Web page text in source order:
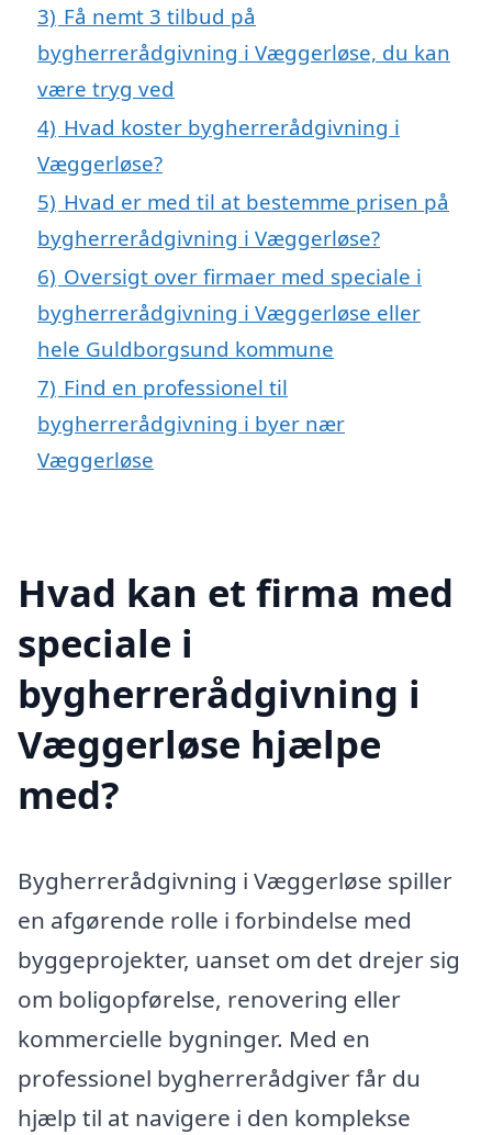
3) Få nemt 3 tilbud på
bygherrerådgivning i Væggerløse, du kan
være tryg ved
4) Hvad koster bygherrerådgivning i
Væggerløse?
5) Hvad er med til at bestemme prisen på
bygherrerådgivning i Væggerløse?
6) Oversigt over firmaer med speciale i
bygherrerådgivning i Væggerløse eller
hele Guldborgsund kommune
7) Find en professionel til
bygherrerådgivning i byer nær
Væggerløse
Hvad kan et firma med
speciale i
bygherrerådgivning i
Væggerløse hjælpe
med?
Bygherrerådgivning i Væggerløse spiller
en afgørende rolle i forbindelse med
byggeprojekter, uanset om det drejer sig
om boligopførelse, renovering eller
kommercielle bygninger. Med en
professionel bygherrerådgiver får du
hjælp til at navigere i den komplekse